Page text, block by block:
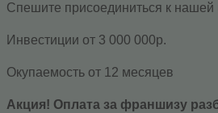
Спешите присоединиться к нашей
Инвестиции от 3 000 000р.
Окупаемость от 12 месяцев
Акция! Оплата за франшизу